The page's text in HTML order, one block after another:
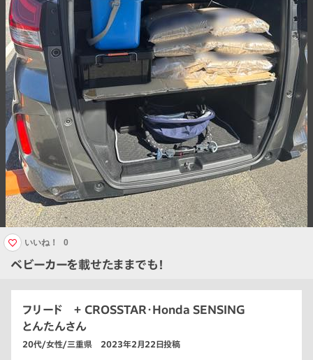
ベビーカーを載せたままでも！
いいね！ 0
フリード ＋ CROSSTAR・Honda SENSING
とんたんさん
20代/女性/三重県 2023年2月22日投稿